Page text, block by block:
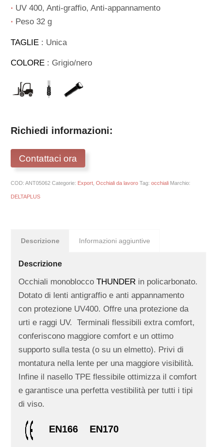
∙ UV 400, Anti-graffio, Anti-appannamento
∙ Peso 32 g
TAGLIE : Unica
COLORE : Grigio/nero
Richiedi informazioni:
Contattaci ora
COD:ANT05062 Categorie: Export,Occhiali da lavoro Tag:occhiali Marchio:
DELTAPLUS
Descrizione Informazioni aggiuntive
Descrizione
Occhiali monobloccoTHUNDER in policarbonato.
Dotato di lenti antigraffio e anti appannamento
con protezione UV400. Offre una protezione da
urti e raggi UV. Terminali flessibili extra comfort,
conferiscono maggiore comfort e un ottimo
supporto sulla testa (o su un elmetto). Privi di
montatura nella lente per una maggiore visibilità.
Infine il nasello TPE flessibile ottimizza il comfort
e garantisce una perfetta vestibilità per tutti i tipi
di viso.
EN166 EN170